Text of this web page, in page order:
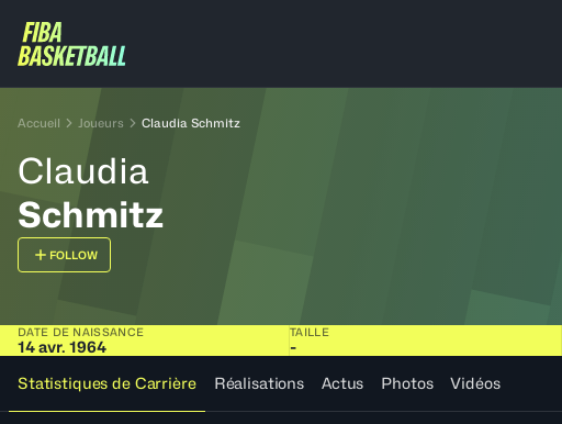
Accueil Joueurs Claudia Schmitz
Claudia
Schmitz
FOLLOW
DATE DE NAISSANCE
14 avr. 1964
TAILLE
-
Statistiques de Carrière
Réalisations Actus Photos Vidéos